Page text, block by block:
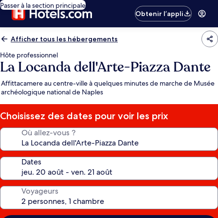
Passer à la section principale
Obtenir l’appli
Afficher tous les hébergements
Hôte professionnel
La Locanda dell'Arte-Piazza Dante
Affittacamere au centre-ville à quelques minutes de marche de Musée
archéologique national de Naples
Choisissez des dates pour voir les prix
Où allez-vous ?
Dates
Voyageurs